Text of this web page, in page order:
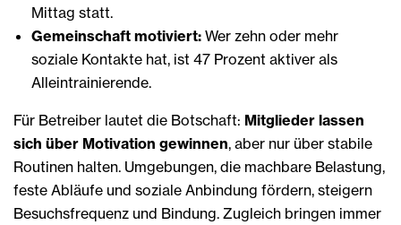
Mittag statt.
Gemeinschaft motiviert: Wer zehn oder mehr
soziale Kontakte hat, ist 47 Prozent aktiver als
Alleintrainierende.
Für Betreiber lautet die Botschaft: Mitglieder lassen
sich über Motivation gewinnen, aber nur über stabile
Routinen halten. Umgebungen, die machbare Belastung,
feste Abläufe und soziale Anbindung fördern, steigern
Besuchsfrequenz und Bindung. Zugleich bringen immer